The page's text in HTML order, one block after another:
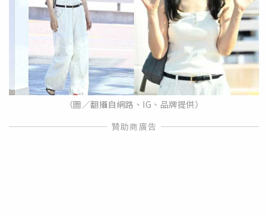
（圖／翻攝自網路、IG、品牌提供）